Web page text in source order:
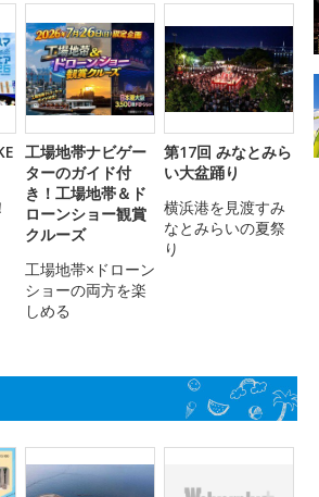
工場地帯ナビゲー
ターのガイド付
き！工場地帯＆ド
ローンショー観賞
クルーズ
工場地帯×ドローン
ショーの両方を楽
しめる
第17回 みなとみら
い大盆踊り
横浜港を見渡すみ
なとみらいの夏祭
り